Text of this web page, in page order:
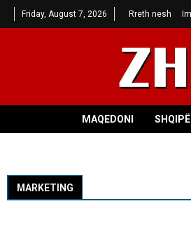
Friday, August 7, 2026 Rreth nesh
MAQEDONI
MARKETING